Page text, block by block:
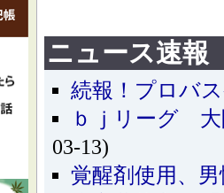
ニュース速報
続報！プロバ
ｂｊリーグ
03-13)
覚醒剤使用、